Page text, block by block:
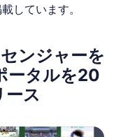
しています。
ンジャーを
ータルを20
ース